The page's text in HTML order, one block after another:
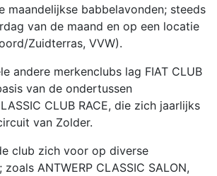
maandelijkse babbelavonden; steeds
van de maand en op een locatie
Zuidterras, VVW).
andere merkenclubs lag FIAT CLUB
van de ondertussen
CLUB RACE, die zich jaarlijks
van Zolder.
club zich voor op diverse
ANTWERP CLASSIC SALON,